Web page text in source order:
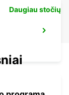
Daugiau stočių